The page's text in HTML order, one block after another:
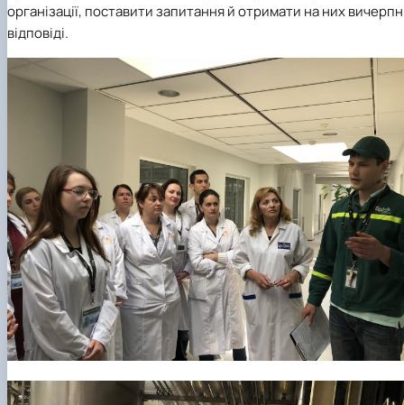
організації, поставити запитання й отримати на них
відповіді.